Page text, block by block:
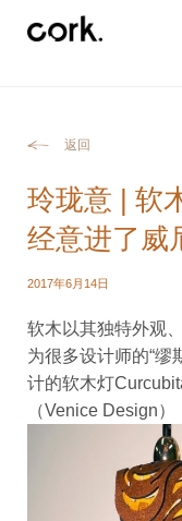
返回
玲珑意 | 软
经意进了威
2017年6月14日
软木以其独特外观
为很多设计师的“缪
计的软木灯
（Venice Design